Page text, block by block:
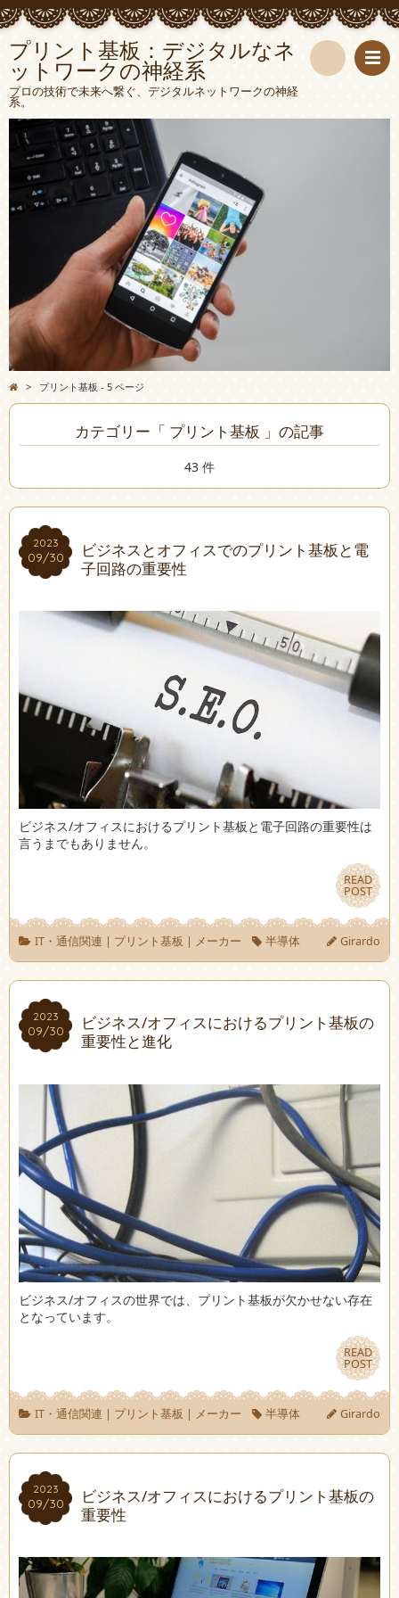
プリント基板：デジタルなネ
ットワークの神経系
プロの技術で未来へ繋ぐ、デジタルネットワークの神経
系。
> プリント基板 - 5 ページ
カテゴリー「 プリント基板 」の記事
43 件
2023
09/30
2023
09/30
ビジネスとオフィスでのプリント基板と電
子回路の重要性
ビジネス/オフィスにおけるプリント基板と電子回路の重要性は
言うまでもありません。
READ
POST
READ
POST
IT・通信関連 | プリント基板 | メーカー 半導体 Girardo
2023
09/30
2023
09/30
ビジネス/オフィスにおけるプリント基板の
重要性と進化
ビジネス/オフィスの世界では、プリント基板が欠かせない存在
となっています。
READ
POST
READ
POST
IT・通信関連 | プリント基板 | メーカー 半導体 Girardo
2023
09/30
2023
09/30
ビジネス/オフィスにおけるプリント基板の
重要性